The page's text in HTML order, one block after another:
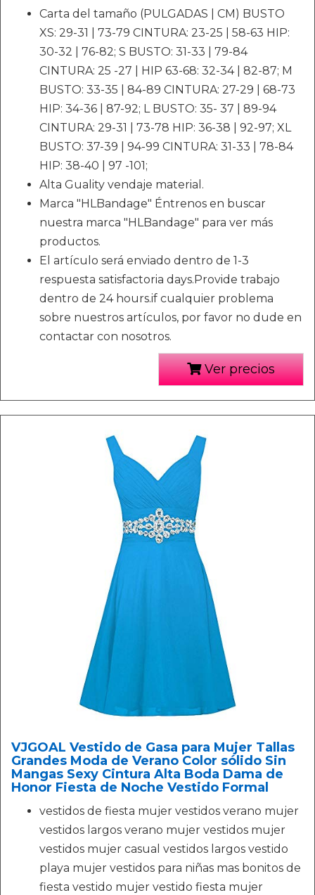
Carta del tamaño (PULGADAS | CM) BUSTO
XS: 29-31 | 73-79 CINTURA: 23-25 | 58-63 HIP:
30-32 | 76-82; S BUSTO: 31-33 | 79-84
CINTURA: 25 -27 | HIP 63-68: 32-34 | 82-87; M
BUSTO: 33-35 | 84-89 CINTURA: 27-29 | 68-73
HIP: 34-36 | 87-92; L BUSTO: 35- 37 | 89-94
CINTURA: 29-31 | 73-78 HIP: 36-38 | 92-97; XL
BUSTO: 37-39 | 94-99 CINTURA: 31-33 | 78-84
HIP: 38-40 | 97 -101;
Alta Guality vendaje material.
Marca "HLBandage" Éntrenos en buscar
nuestra marca "HLBandage" para ver más
productos.
El artículo será enviado dentro de 1-3
respuesta satisfactoria days.Provide trabajo
dentro de 24 hours.if cualquier problema
sobre nuestros artículos, por favor no dude en
contactar con nosotros.
Ver precios
VJGOAL Vestido de Gasa para Mujer Tallas
Grandes Moda de Verano Color sólido Sin
Mangas Sexy Cintura Alta Boda Dama de
Honor Fiesta de Noche Vestido Formal
vestidos de fiesta mujer vestidos verano mujer
vestidos largos verano mujer vestidos mujer
vestidos mujer casual vestidos largos vestido
playa mujer vestidos para niñas mas bonitos de
fiesta vestido mujer vestido fiesta mujer